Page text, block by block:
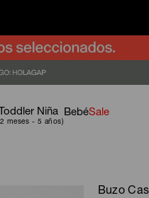
Toddler Niña BebéSale
Buzo